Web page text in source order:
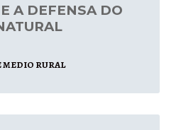
A DEFENSA DO
MEDIO RURAL